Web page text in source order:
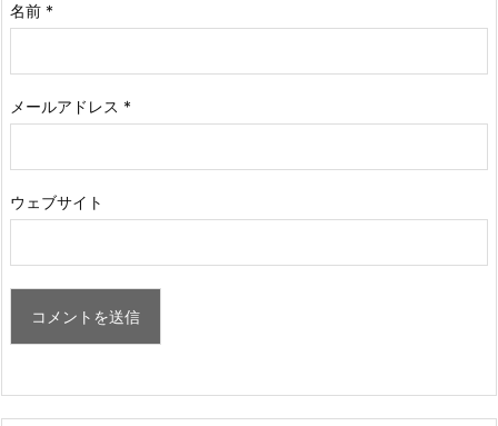
名前 *
メールアドレス *
ウェブサイト